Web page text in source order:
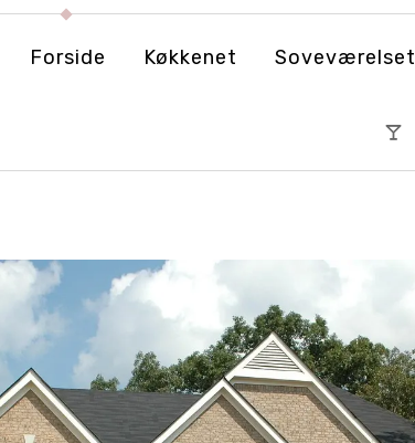
Forside Køkkenet Soveværelset